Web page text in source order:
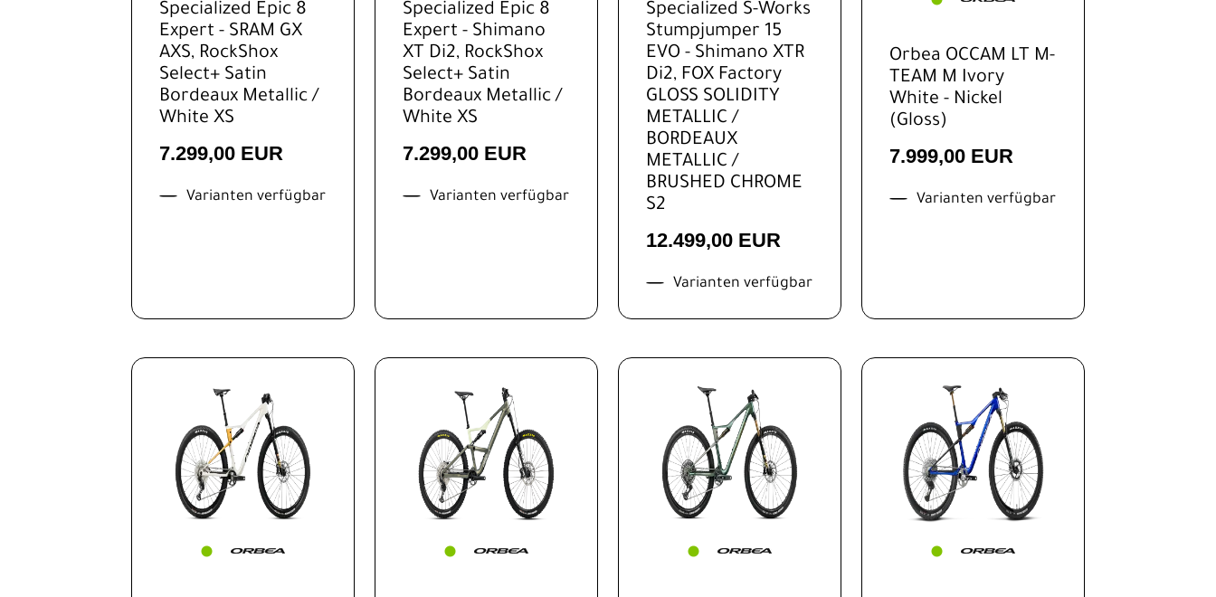
Specialized Epic 8
Expert - SRAM GX
AXS, RockShox
Select+ Satin
Bordeaux Metallic /
White XS
7.299,00 EUR
Varianten verfügbar
Specialized Epic 8
Expert - Shimano
XT Di2, RockShox
Select+ Satin
Bordeaux Metallic /
White XS
7.299,00 EUR
Varianten verfügbar
Specialized S-Works
Stumpjumper 15
EVO - Shimano XTR
Di2, FOX Factory
GLOSS SOLIDITY
METALLIC /
BORDEAUX
METALLIC /
BRUSHED CHROME
S2
12.499,00 EUR
Varianten verfügbar
Orbea OCCAM LT M-
TEAM M Ivory
White - Nickel
(Gloss)
7.999,00 EUR
Varianten verfügbar